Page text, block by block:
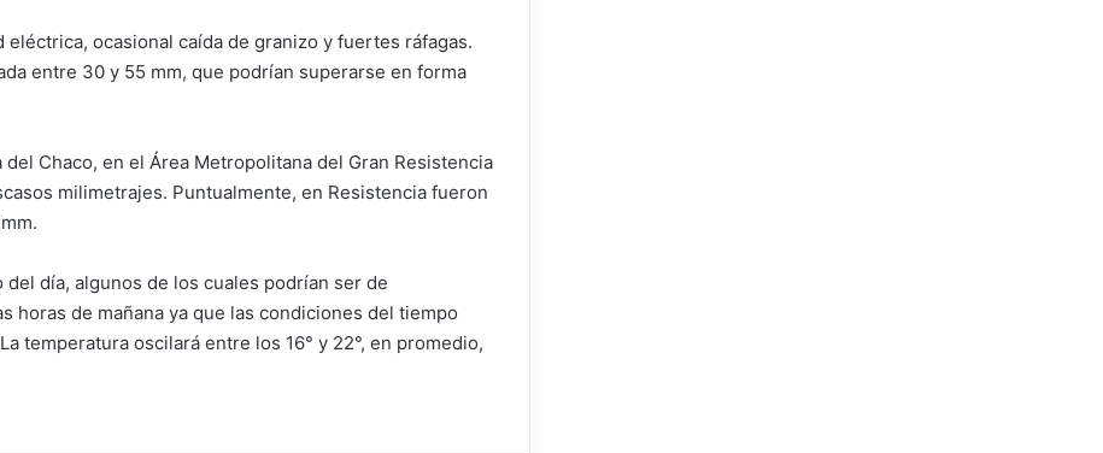
ocasional caída de granizo y fuertes ráfagas.
entre 30 y 55 mm, que podrían superarse en forma
Chaco, en el Área Metropolitana del Gran Resistencia
milimetrajes. Puntualmente, en Resistencia fueron
día, algunos de los cuales podrían ser de
horas de mañana ya que las condiciones del tiempo
temperatura oscilará entre los 16° y 22°, en promedio,